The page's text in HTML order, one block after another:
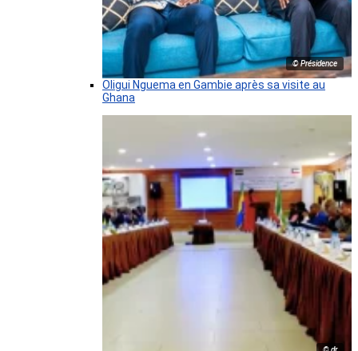
© Présidence
Oligui Nguema en Gambie après sa visite au
Ghana